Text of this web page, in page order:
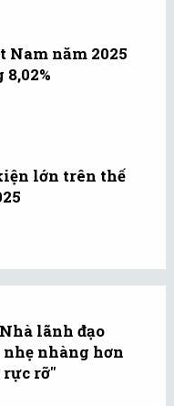
Nam năm 2025
lớn trên thế
lãnh đạo
nhàng hơn
rực rỡ"